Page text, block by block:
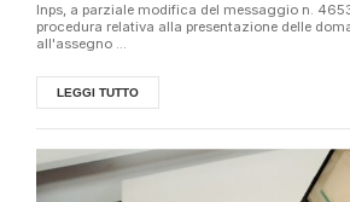
Inps, a parziale modifica del messaggio n.
procedura relativa alla presentazione delle
all'assegno ...
LEGGI TUTTO